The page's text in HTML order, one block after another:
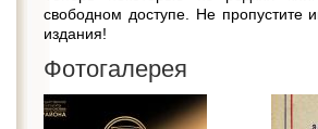
свободном доступе. Не пропустите
издания!
Фотогалерея